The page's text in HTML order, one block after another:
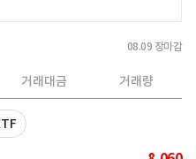
08.09 장마감
거래대금 거래량